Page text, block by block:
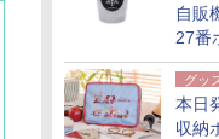
自販
27番
グッ
本日
収納